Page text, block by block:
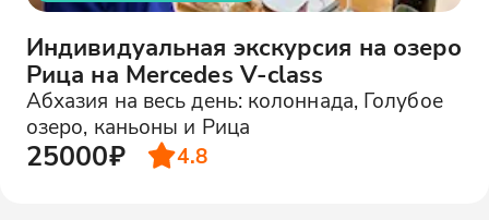
Индивидуальная экскурсия на озеро
Рица на Mercedes V-class
Абхазия на весь день: колоннада, Голубое
озеро, каньоны и Рица
25000₽ 4.8